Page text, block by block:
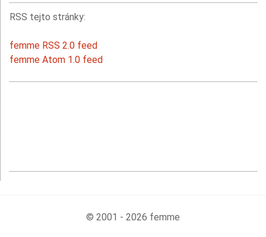
RSS tejto stránky:
femme RSS 2.0 feed
femme Atom 1.0 feed
© 2001 - 2026 femme